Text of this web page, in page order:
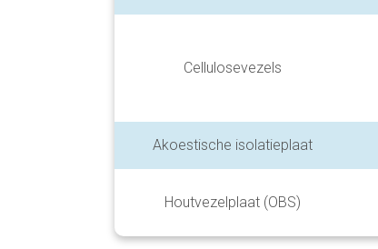
Cellulosevezels
Akoestische isolatieplaat
Houtvezelplaat (OBS)